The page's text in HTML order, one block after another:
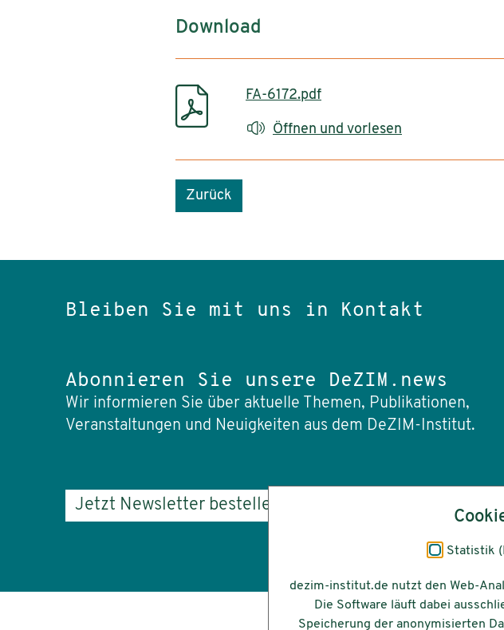
Download
FA-6172.pdf
Öffnen und vorlesen
Zurück
Bleiben Sie mit uns in Kontakt
Abonnieren Sie unsere DeZIM.news
Wir informieren Sie über aktuelle Themen, Publikationen,
Veranstaltungen und Neuigkeiten aus dem DeZIM-Institut.
Jetzt Newsletter bestellen
Statistik
dezim-institut.de nutzt den Web-
Die Software läuft dabei
Speicherung der anonymisierten